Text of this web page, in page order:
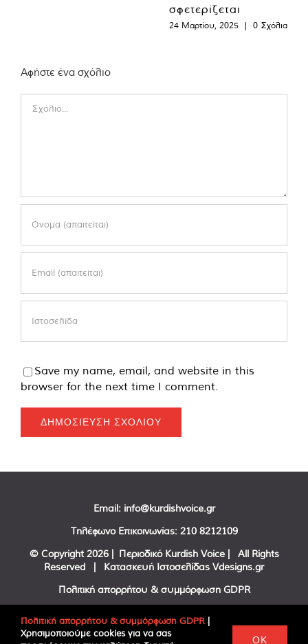
σφετερίζεται
24 Μαρτίου, 2025 | 0 Σχόλια
Αφήστε ένα σχόλιο
Save my name, email, and website in this
browser for the next time I comment.
Email: info@kurdishvoice.gr
Τηλέφωνο Επικοινωνίας: 210 8212109
© Copyright 2026 | Περιοδικό Kurdish Voice | All Rights
Reserved | Κατασκευή Ιστοσελίδας Vdesigns.gr
Πολιτική απορρήτου & συμμόρφωση GDPR
FacebookTwitter
Πολιτική απορρήτου & συμμόρφωση GDPR |
Χρησιμοποιούμε cookies για να σας
OK